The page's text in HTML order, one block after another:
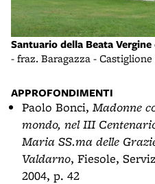
Santuario della Beata
- fraz. Baragazza -
APPROFONDIMENTI
Paolo Bonci, Madonne
mondo, nel III
Maria SS.ma delle
Valdarno, Fiesole,
2004, p. 42